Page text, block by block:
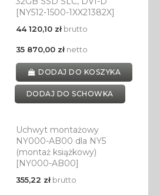
[NY512-1500-1XX21382X]
44 120,10 złbrutto
35 870,00 złnetto
DODAJ DO KOSZYKA
DODAJ DO SCHOWKA
Uchwyt montażowy
NY000-AB00 dla NY5
(montaż książkowy)
[NY000-AB00]
355,22 złbrutto